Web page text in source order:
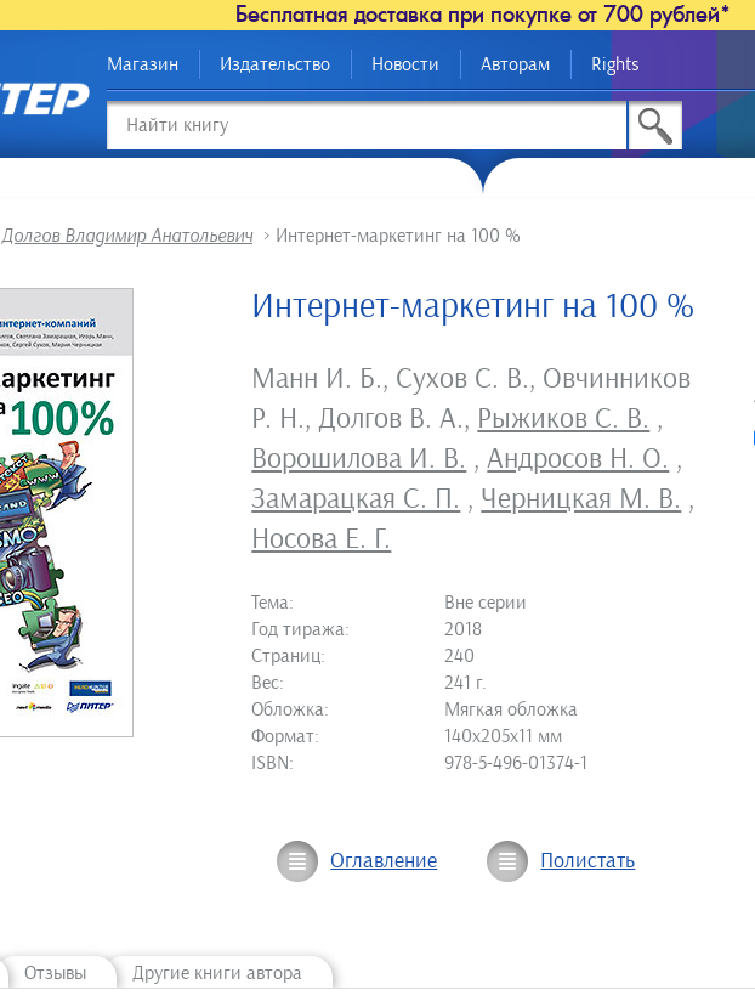
Бесплатная доставка при покупке от 700 рублей*
Магазин Издательство Новости Авторам Rights
Долгов Владимир Анатольевич > Интернет-маркетинг на 100 %
Интернет-маркетинг на 100 %
Манн И. Б., Сухов С. В., Овчинников
Р. Н.,Долгов В. А., Рыжиков С. В. ,
Ворошилова И. В. ,Андросов Н. О. ,
Замарацкая С. П. , Черницкая М. В. ,
Носова Е. Г.
Тема:
Вне серии
Год тиража:
2018
Страниц:
240
Вес:
241 г.
Обложка:
Мягкая обложка
Формат:
140х205х11 мм
ISBN:
978-5-496-01374-1
Оглавление Полистать
Отзывы Другие книги автора